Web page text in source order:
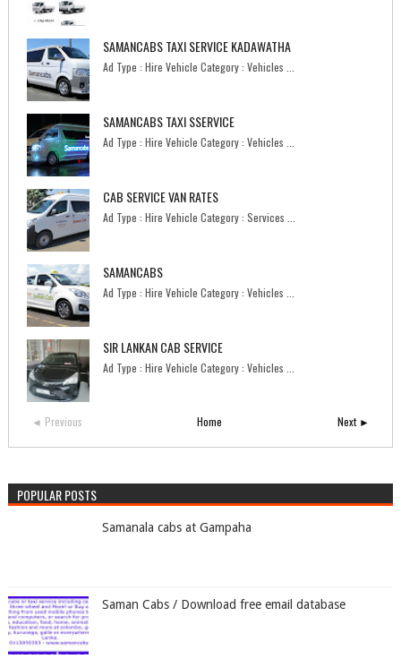
SAMANCABS TAXI SERVICE KADAWATHA
Ad Type : Hire Vehicle Category : Vehicles ...
SAMANCABS TAXI SSERVICE
Ad Type : Hire Vehicle Category : Vehicles ...
CAB SERVICE VAN RATES
Ad Type : Hire Vehicle Category : Services ...
SAMANCABS
Ad Type : Hire Vehicle Category : Vehicles ...
SIR LANKAN CAB SERVICE
Ad Type : Hire Vehicle Category : Vehicles ...
◄ Previous Next ►
Home
POPULAR POSTS
Samanala cabs at Gampaha
Saman Cabs / Download free email database